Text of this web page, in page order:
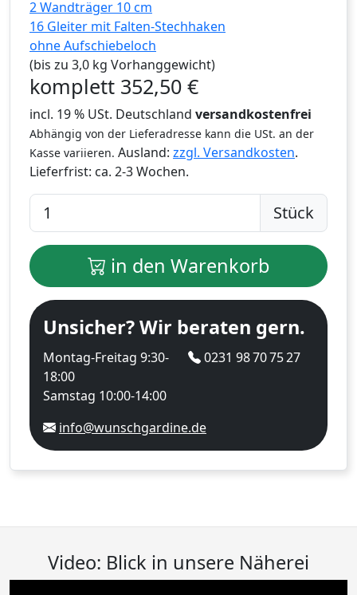
2 Wandträger 10 cm
16 Gleiter mit Falten-Stechhaken
ohne Aufschiebeloch
(bis zu 3,0 kg Vorhanggewicht)
komplett 352,50 €
incl. 19 % USt. Deutschland versandkostenfrei
Abhängig von der Lieferadresse kann die USt. an der
Kasse variieren. Ausland: zzgl. Versandkosten.
Lieferfrist: ca. 2-3 Wochen.
Stück
in den Warenkorb
Unsicher? Wir beraten gern.
Montag-Freitag 9:30-
18:00
Samstag 10:00-14:00
0231 98 70 75 27
info@wunschgardine.de
Video: Blick in unsere Näherei